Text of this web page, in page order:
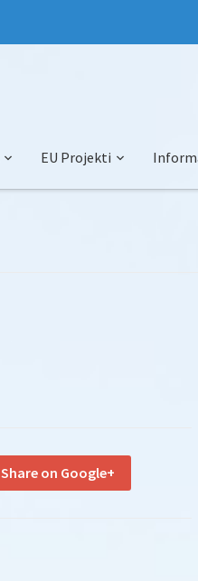
EU Projekti
Share on Google+